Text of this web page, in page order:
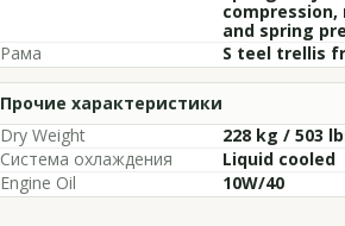
compression,
and spring
Рама
S teel trellis
Прочие характеристики
Dry Weight
228 kg / 503
Система охлаждения
Liquid cooled
Engine Oil
10W/40